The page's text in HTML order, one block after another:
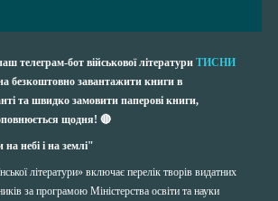
телеграм-бот військової літератури ТИСНИ
безкоштовно завантажити книги в
та швидко замовити паперові книги,
щодня! 🔴
на небі і на землі"
літератури» включає перелік творів видатних
за програмою Міністерства освіти та науки